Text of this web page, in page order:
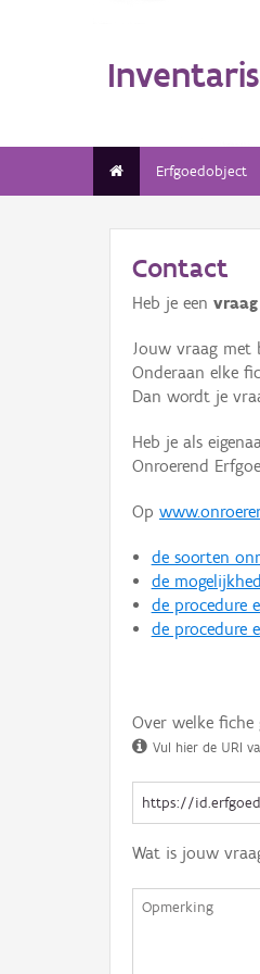
Inventaris
Erfgoedobject
Contact
Heb je een
Jouw vraag met
Onderaan elke
Dan wordt je
Heb je als
Onroerend
Op
de soorten
de
de procedure
de procedure
Over welke
Vul hier de URI
Wat is jouw